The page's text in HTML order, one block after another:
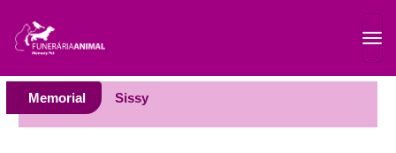
Memorial Sissy